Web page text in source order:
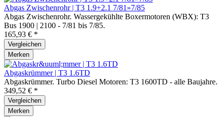
Abgas Zwischenrohr | T3 1.9+2.1 7/81»7/85
Abgas Zwischenrohr. Wassergekühlte Boxermotoren (WBX): T3
Bus 1900 | 2100 - 7/81 bis 7/85.
165,93 € *
Vergleichen
Merken
Abgaskrümmer | T3 1.6TD
Abgaskrümmer. Turbo Diesel Motoren: T3 1600TD - alle Baujahre.
349,52 € *
Vergleichen
Merken